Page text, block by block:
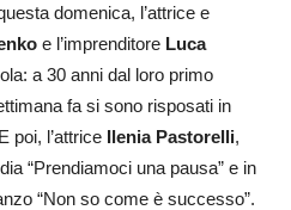
domenica, l’attrice e
e l’imprenditore Luca
a 30 anni dal loro primo
fa si sono risposati in
poi, l’attrice Ilenia Pastorelli,
“Prendiamoci una pausa” e in
“Non so come è successo”.